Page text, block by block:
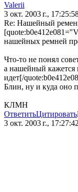
Valerii
3 окт. 2003 г.,
Re: Нашейный
нашейных ремней
Что-то не понял
а нашейный кажется
идет[/
Блин, ну и куда оно
КЛМН
ОтветитьЦитировать
3 окт. 2003 г., 17:27:42